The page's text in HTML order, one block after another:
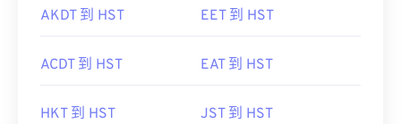
AKDT 到 HST EET 到 HST
ACDT 到 HST EAT 到 HST
HKT 到 HST JST 到 HST